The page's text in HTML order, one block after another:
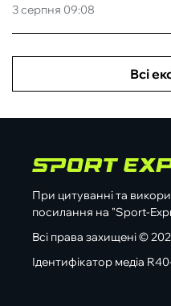
3 серпня 09:08
Всі
При цитуванні та
посилання на "Sport-
Всі права захищені ©
Ідентифікатор медіа